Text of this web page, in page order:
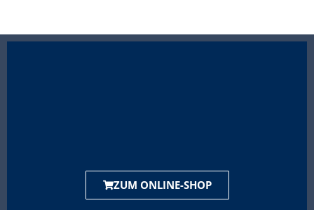
ZUM ONLINE-SHOP